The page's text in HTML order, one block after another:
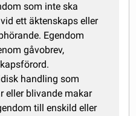
som inte ska
ett äktenskaps eller
Egendom
gåvobrev,
handling som
eller blivande makar
till enskild eller